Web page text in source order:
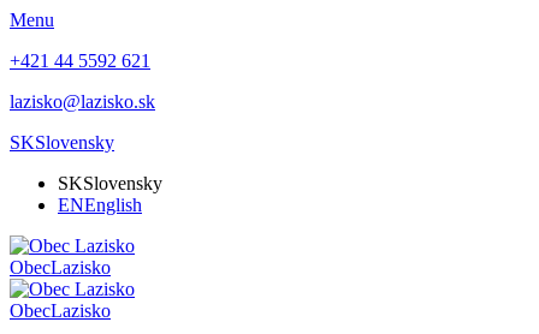
Menu
+421 44 5592 621
lazisko@lazisko.sk
SKSlovensky
SKSlovensky
ENEnglish
ObecLazisko
ObecLazisko